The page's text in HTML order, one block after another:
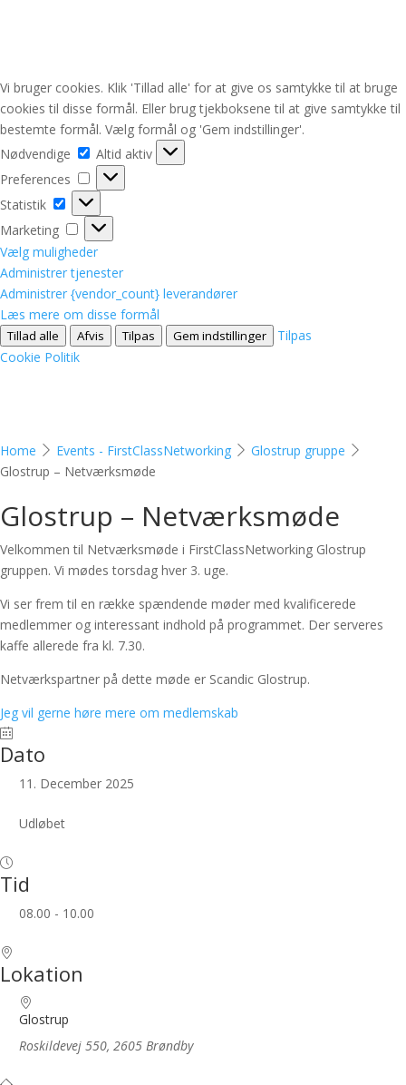
Vi bruger cookies. Klik 'Tillad alle' for at give os samtykke til at bruge
cookies til disse formål. Eller brug tjekboksene til at give samtykke til
bestemte formål. Vælg formål og 'Gem indstillinger'.
Nødvendige
Nødvendige
Altid aktiv
Preferences
Preferences
Statistik
Statistik
Marketing
Marketing
Vælg muligheder
Administrer tjenester
Administrer {vendor_count} leverandører
Læs mere om disse formål
Tillad alle Afvis Tilpas Gem indstillinger
Tilpas
Cookie Politik
Home Events - FirstClassNetworking
Glostrup gruppe
Glostrup – Netværksmøde
Glostrup – Netværksmøde
Velkommen til Netværksmøde i FirstClassNetworking Glostrup
gruppen. Vi mødes torsdag hver 3. uge.
Vi ser frem til en række spændende møder med kvalificerede
medlemmer og interessant indhold på programmet. Der serveres
kaffe allerede fra kl. 7.30.
Netværkspartner på dette møde er Scandic Glostrup.
Jeg vil gerne høre mere om medlemskab
Dato
11. December 2025
Udløbet
Tid
08.00 - 10.00
Lokation
Glostrup
Roskildevej 550, 2605 Brøndby